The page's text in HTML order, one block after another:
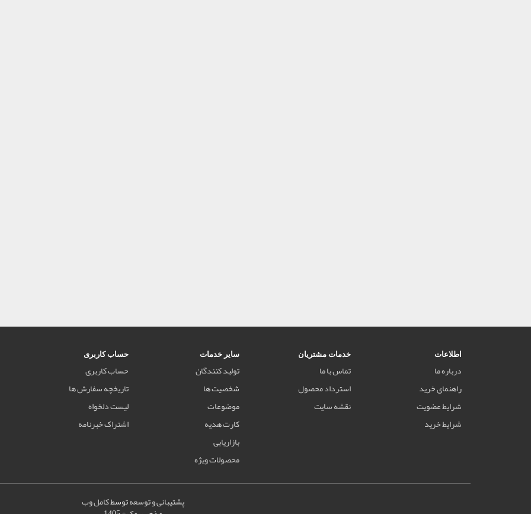
اطلاعات
درباره ما
راهنمای خرید
شرایط عضویت
شرایط خرید
خدمات مشتریان
تماس با ما
استرداد محصول
نقشه سایت
سایر خدمات
تولید کنندگان
شخصیت ها
موضوعات
کارت هدیه
بازاریابی
محصولات ویژه
حساب کاربری
حساب کاربری
تاریخچه سفارش ها
لیست دلخواه
اشتراک خبرنامه
پشتیبانی و توسعهتوسطکامل وب